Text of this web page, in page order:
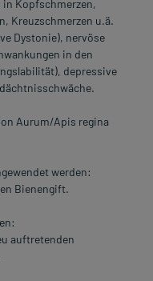
Kopfschmerzen,
Kreuzschmerzen u.ä.
Dystonie), nervöse
in den
depressive
Aurum/Apis regina
werden:
Bienengift.
auftretenden